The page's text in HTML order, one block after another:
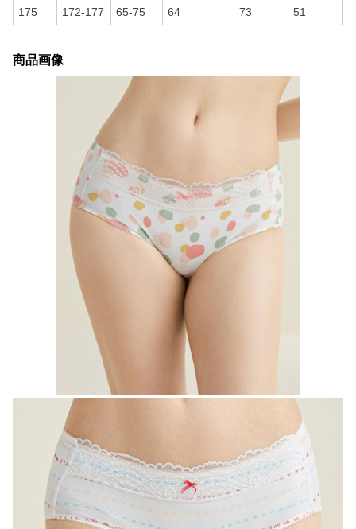
175 172-177 65-75 64 73 51
商品画像